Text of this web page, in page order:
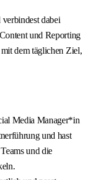
dabei
und Reporting
dem täglichen Ziel,
Media Manager*in
und hast
und die